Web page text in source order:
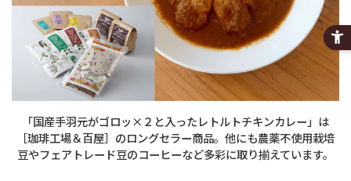
「国産手羽元がゴロッ×２と入ったレトルトチキンカレー」は
［珈琲工場＆百屋］のロングセラー商品。他にも農薬不使用栽培
豆やフェアトレード豆のコーヒーなど多彩に取り揃えています。